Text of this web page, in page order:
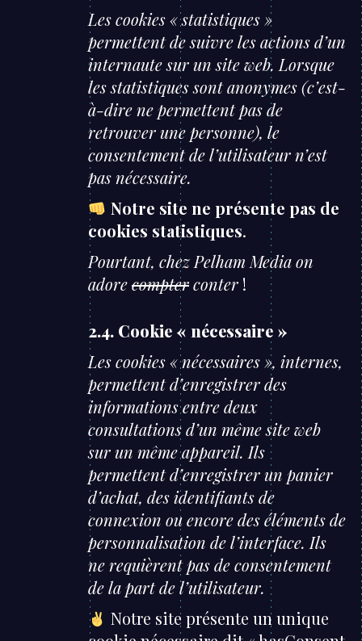
Les cookies « statistiques »
permettent de suivre les actions d’un
internaute sur un site web. Lorsque
les statistiques sont anonymes (c’est-
à-dire ne permettent pas de
retrouver une personne), le
consentement de l’utilisateur n’est
pas nécessaire.
Notre site ne présente pas de
cookies statistiques.
Pourtant, chez Pelham Media on
adorecompterconter !
2.4. Cookie « nécessaire »
Les cookies « nécessaires », internes,
permettent d’enregistrer des
informations entre deux
consultations d’un même site web
sur un même appareil. Ils
permettent d’enregistrer un panier
d’achat, des identifiants de
connexion ou encore des éléments de
personnalisation de l’interface. Ils
ne requièrent pas de consentement
de la part de l’utilisateur.
Notre site présente un unique